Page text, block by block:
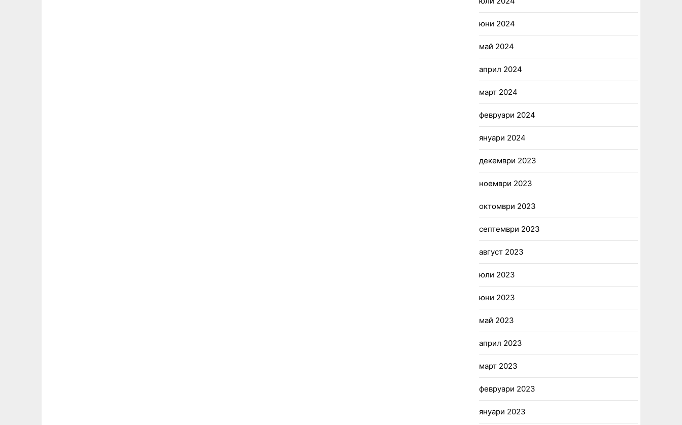
юни 2024
май 2024
април 2024
март 2024
февруари 2024
януари 2024
декември 2023
ноември 2023
октомври 2023
септември 2023
август 2023
юли 2023
юни 2023
май 2023
април 2023
март 2023
февруари 2023
януари 2023